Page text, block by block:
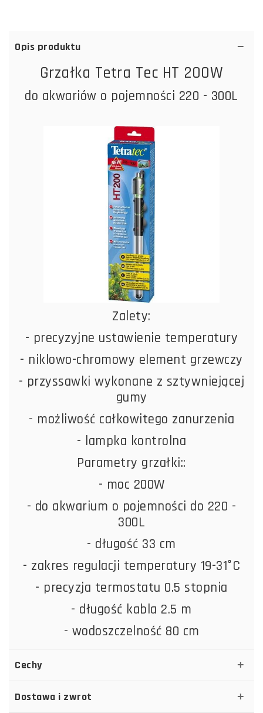
Opis produktu
Grzałka Tetra Tec HT 200W
do akwariów o pojemności 220 - 300L
Zalety:
- precyzyjne ustawienie temperatury
- niklowo-chromowy element grzewczy
- przyssawki wykonane z sztywniejącej
gumy
- możliwość całkowitego zanurzenia
- lampka kontrolna
Parametry grzałki::
- moc 200W
- do akwarium o pojemności do 220 -
300L
- długość 33 cm
- zakres regulacji temperatury 19-31°C
- precyzja termostatu 0.5 stopnia
- długość kabla 2.5 m
- wodoszczelność 80 cm
Cechy
Dostawa i zwrot